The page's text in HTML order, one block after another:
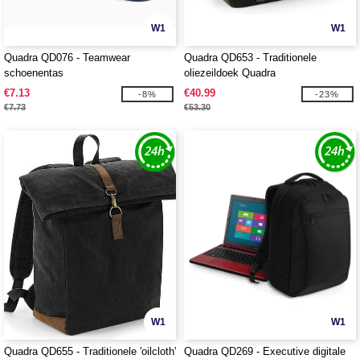
W1
Quadra QD076 - Teamwear
schoenentas
€7.13
€7.73
-8%
W1
Quadra QD653 - Traditionele
oliezeildoek Quadra
€40.99
€53.30
-23%
W1
Quadra QD655 - Traditionele 'oilcloth'
W1
Quadra QD269 - Executive digitale